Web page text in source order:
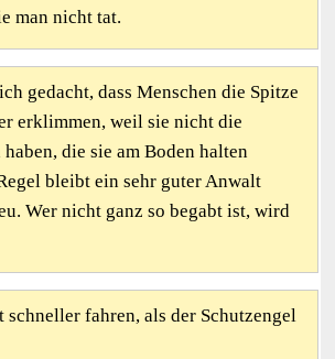
man nicht tat.
gedacht, dass Menschen die Spitze
erklimmen, weil sie nicht die
die sie am Boden halten
bleibt ein sehr guter Anwalt
Wer nicht ganz so begabt ist, wird
fahren, als der Schutzengel